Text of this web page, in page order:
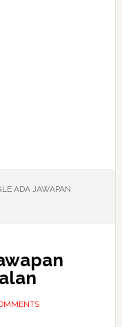
ADA JAWAPAN